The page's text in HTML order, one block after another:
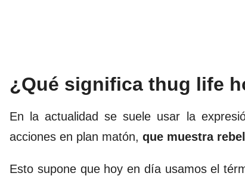
¿Qué significa thug life
En la actualidad se suele usar la
acciones en plan matón, que muestra
Esto supone que hoy en día usamos el